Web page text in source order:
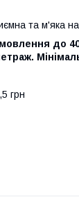
та м'яка
до
грн